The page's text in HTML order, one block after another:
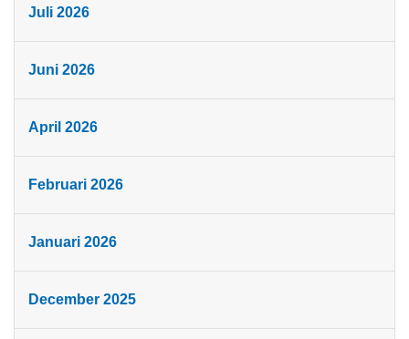
Juli 2026
Juni 2026
April 2026
Februari 2026
Januari 2026
December 2025